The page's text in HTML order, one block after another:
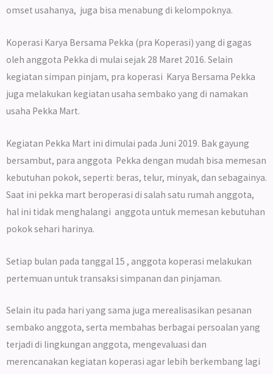
omset usahanya, juga bisa menabung di kelompoknya.
Koperasi Karya Bersama Pekka (pra Koperasi) yang di gagas
oleh anggota Pekka di mulai sejak 28 Maret 2016. Selain
kegiatan simpan pinjam, pra koperasi Karya Bersama Pekka
juga melakukan kegiatan usaha sembako yang di namakan
usaha Pekka Mart.
Kegiatan Pekka Mart ini dimulai pada Juni 2019. Bak gayung
bersambut, para anggota Pekka dengan mudah bisa memesan
kebutuhan pokok, seperti: beras, telur, minyak, dan sebagainya.
Saat ini pekka mart beroperasi di salah satu rumah anggota,
hal ini tidak menghalangi anggota untuk memesan kebutuhan
pokok sehari harinya.
Setiap bulan pada tanggal 15 , anggota koperasi melakukan
pertemuan untuk transaksi simpanan dan pinjaman.
Selain itu pada hari yang sama juga merealisasikan pesanan
sembako anggota, serta membahas berbagai persoalan yang
terjadi di lingkungan anggota, mengevaluasi dan
merencanakan kegiatan koperasi agar lebih berkembang lagi